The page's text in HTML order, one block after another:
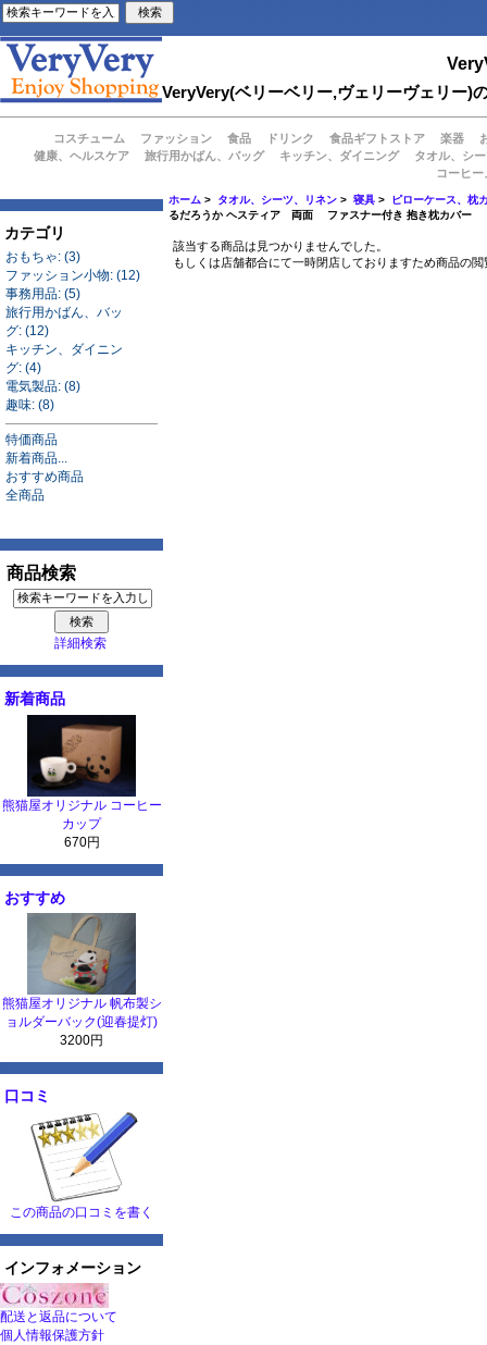
VeryVery(ベリーベリー,ヴェリーヴェリー)
コスチューム ファッション 食品 ドリンク 食品ギフトストア 楽器
健康、ヘルスケア
旅行用かばん、バッグ キッチン、ダイニング
タオル、シ
コーヒ
カテゴリ
おもちゃ: (3)
ファッション小物: (12)
事務用品: (5)
旅行用かばん、バッ
グ: (12)
キッチン、ダイニン
グ: (4)
電気製品: (8)
趣味: (8)
特価商品
新着商品...
おすすめ商品
全商品
商品検索
詳細検索
新着商品
熊猫屋オリジナル コーヒー
カップ
670円
おすすめ
熊猫屋オリジナル 帆布製シ
ョルダーバック(迎春提灯)
3200円
口コミ
この商品の口コミを書く
インフォメーション
配送と返品について
個人情報保護方針
ホーム > タオル、シーツ、リネン >寝具 >
ピローケース、枕
るだろうか ヘスティア 両面 ファスナー付き 抱き枕カバー
該当する商品は見つかりませんでした。
もしくは店舗都合にて一時閉店しておりますため商品の